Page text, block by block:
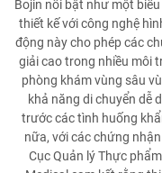
Bojin nổi bật như một
thiết kế với công nghệ
động này cho phép các
giải cao trong nhiều môi
phòng khám vùng sâu
khả năng di chuyển dễ
trước các tình huống
nữa, với các chứng
Cục Quản lý Thực